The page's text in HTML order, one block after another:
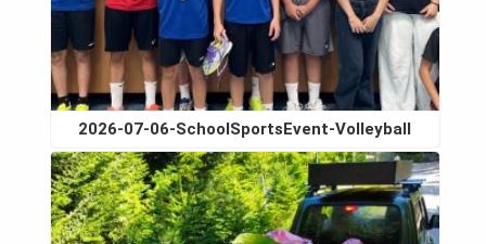
2026-07-06-SchoolSportsEvent-Volleyball